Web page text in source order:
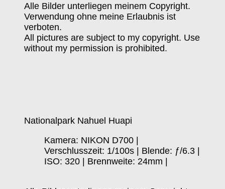
Alle Bilder unterliegen meinem Copyright.
Verwendung ohne meine Erlaubnis ist
verboten.
All pictures are subject to my copyright. Use
without my permission is prohibited.
Nationalpark Nahuel Huapi
Kamera: NIKON D700 |
Verschlusszeit: 1/100s | Blende: ƒ/6.3 |
ISO: 320 | Brennweite: 24mm |